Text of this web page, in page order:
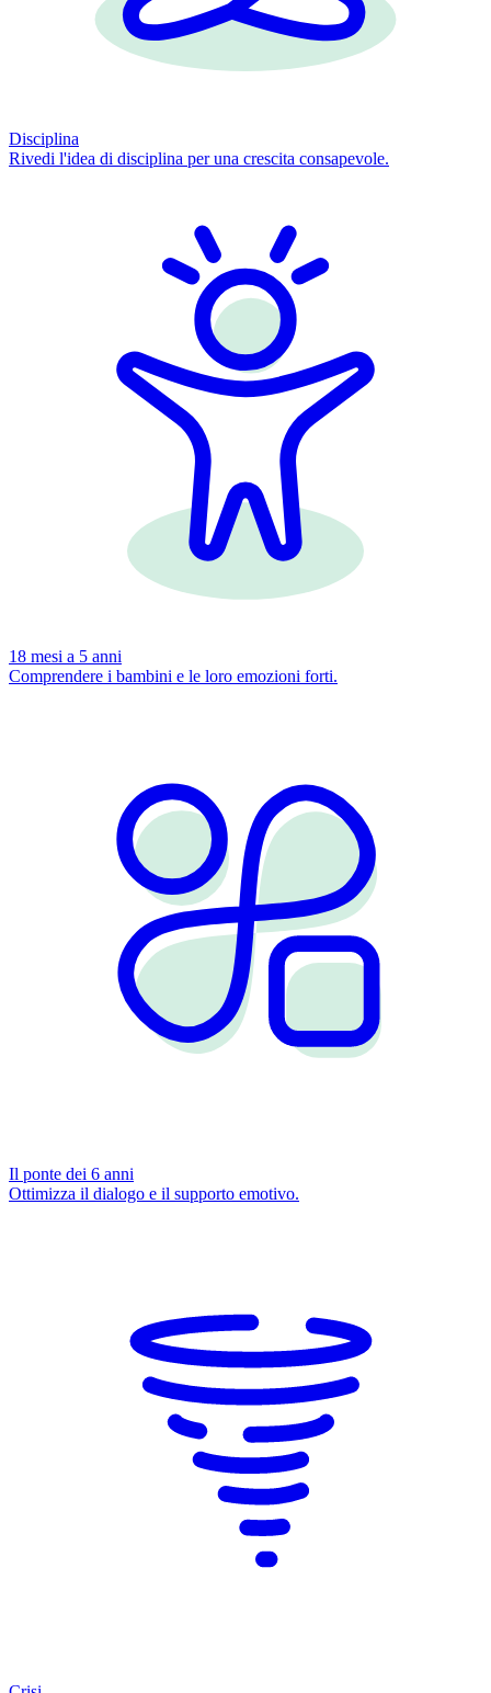
Disciplina
Rivedi l'idea di disciplina per una crescita consapevole.
18 mesi a 5 anni
Comprendere i bambini e le loro emozioni forti.
Il ponte dei 6 anni
Ottimizza il dialogo e il supporto emotivo.